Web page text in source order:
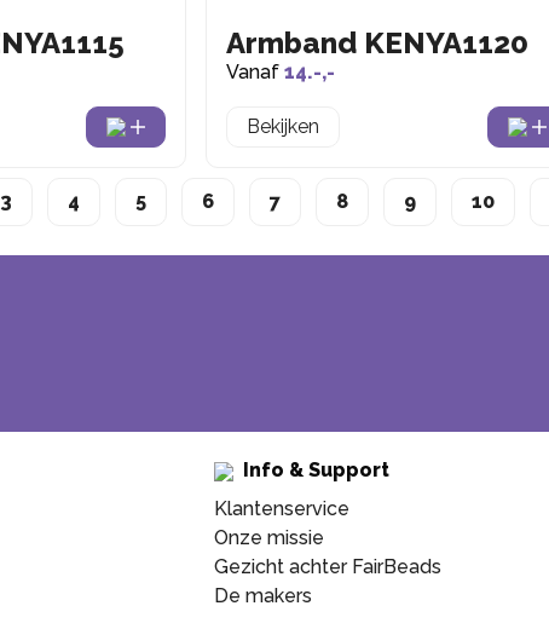
Armband KENYA1120
Vanaf 14.-,-
Bekijken
3 4 5 6 7 8 9 10
Info & Support
Klantenservice
Onze missie
Gezicht achter FairBeads
De makers